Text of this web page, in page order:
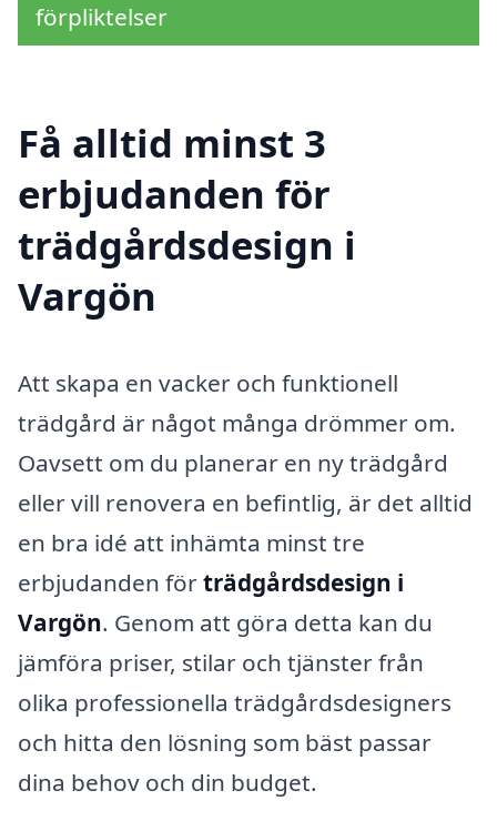
förpliktelser
Få alltid minst 3
erbjudanden för
trädgårdsdesign i
Vargön
Att skapa en vacker och funktionell
trädgård är något många drömmer om.
Oavsett om du planerar en ny trädgård
eller vill renovera en befintlig, är det alltid
en bra idé att inhämta minst tre
erbjudanden förträdgårdsdesign i
Vargön. Genom att göra detta kan du
jämföra priser, stilar och tjänster från
olika professionella trädgårdsdesigners
och hitta den lösning som bäst passar
dina behov och din budget.